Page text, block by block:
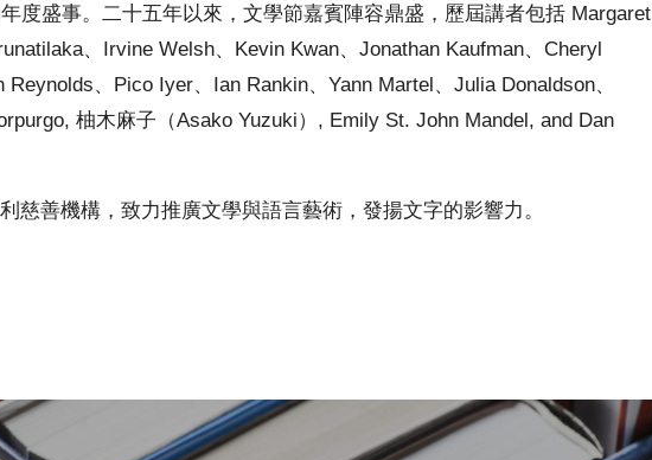
度盛事。二十五年以來，文學節嘉賓陣容鼎盛，歷屆講者包括 Margaret
、Irvine Welsh、Kevin Kwan、Jonathan Kaufman、Cheryl
、Pico Iyer、Ian Rankin、Yann Martel、Julia Donaldson、
柚木麻子（Asako Yuzuki）, Emily St. John Mandel, and Dan
慈善機構，致力推廣文學與語言藝術，發揚文字的影響力。